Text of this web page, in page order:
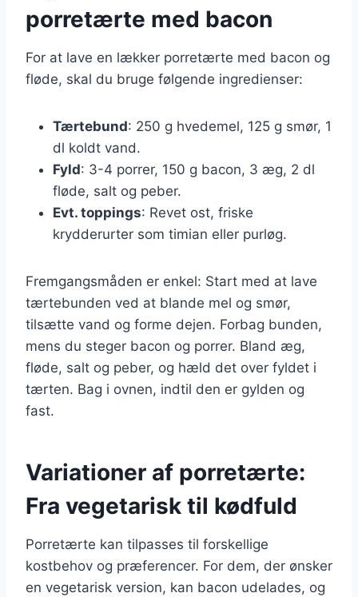
porretærte med bacon
For at lave en lækker porretærte med bacon og
fløde, skal du bruge følgende ingredienser:
Tærtebund: 250 g hvedemel, 125 g smør, 1
dl koldt vand.
Fyld: 3-4 porrer, 150 g bacon, 3 æg, 2 dl
fløde, salt og peber.
Evt. toppings: Revet ost, friske
krydderurter som timian eller purløg.
Fremgangsmåden er enkel: Start med at lave
tærtebunden ved at blande mel og smør,
tilsætte vand og forme dejen. Forbag bunden,
mens du steger bacon og porrer. Bland æg,
fløde, salt og peber, og hæld det over fyldet i
tærten. Bag i ovnen, indtil den er gylden og
fast.
Variationer af porretærte:
Fra vegetarisk til kødfuld
Porretærte kan tilpasses til forskellige
kostbehov og præferencer. For dem, der ønsker
en vegetarisk version, kan bacon udelades, og